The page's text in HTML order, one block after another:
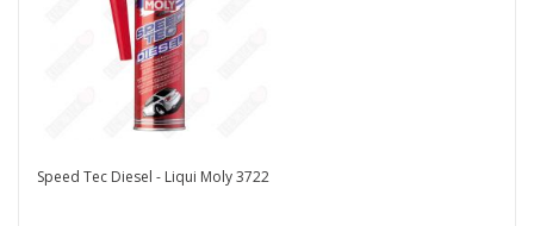
Speed Tec Diesel - Liqui Moly 3722